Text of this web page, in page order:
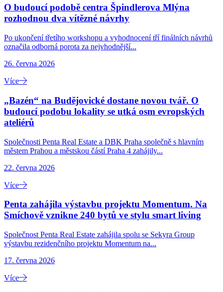
O budoucí podobě centra Špindlerova Mlýna
rozhodnou dva vítězné návrhy
Po ukončení třetího workshopu a vyhodnocení tří finálních návrhů
označila odborná porota za nejvhodnější...
26. června 2026
Více
„Bazén“ na Budějovické dostane novou tvář. O
budoucí podobu lokality se utká osm evropských
ateliérů
Společnosti Penta Real Estate a DBK Praha společně s hlavním
městem Prahou a městskou částí Praha 4 zahájily...
22. června 2026
Více
Penta zahájila výstavbu projektu Momentum. Na
Smíchově vznikne 240 bytů ve stylu smart living
Společnost Penta Real Estate zahájila spolu se Sekyra Group
výstavbu rezidenčního projektu Momentum na...
17. června 2026
Více